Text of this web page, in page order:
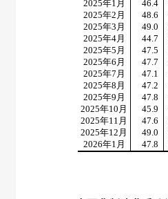
2025年1 月 46.4
2025年2 月 48.6
2025年3 月 49.0
2025年4月 44.7
2025年5 月 47.5
2025年6 月 47.7
2025年7 月 47.1
2025年8 月 47.2
2025年9 月 47.8
2025年10 月 45.9
2025年11 月 47.6
2025年12 月 49.0
2026年1 月 47.8